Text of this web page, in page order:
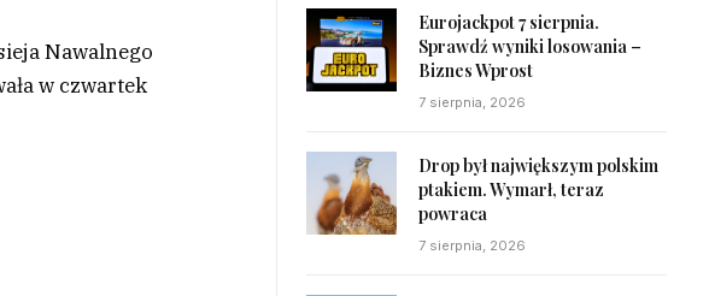
Nawalnego
w czwartek
Eurojackpot 7 sierpnia.
Sprawdź wyniki losowania –
Biznes Wprost
7 sierpnia, 2026
Drop był największym polskim
ptakiem. Wymarł, teraz
powraca
7 sierpnia, 2026